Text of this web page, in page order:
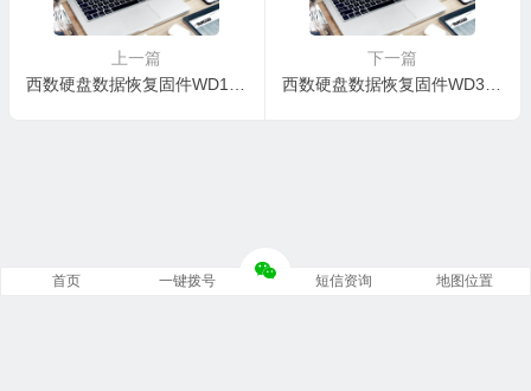
上一篇
西数硬盘数据恢复固件WD10EVCS-63ZLB0-01.01B01-WD-WCASJ1815417-8-68-5C003H
下一篇
西数硬盘数据恢复固件WD3200BPVT-00ZEST0-01.01A01-WD-WX51A5093364-2-15000b
首页 一键拨号 短信资询 地图位置